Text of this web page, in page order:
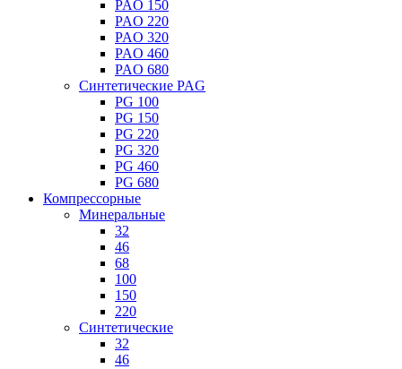
PAO 150
PAO 220
PAO 320
PAO 460
PAO 680
Синтетические PAG
PG 100
PG 150
PG 220
PG 320
PG 460
PG 680
Компрессорные
Минеральные
32
46
68
100
150
220
Синтетические
32
46